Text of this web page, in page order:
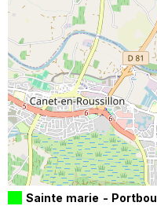
Sainte marie - Portbou